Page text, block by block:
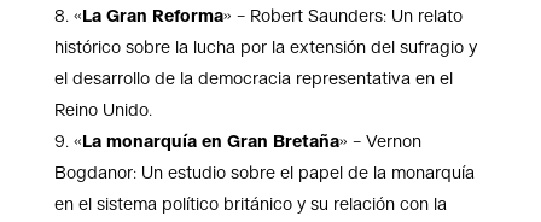
«La Gran Reforma» – Robert Saunders: Un relato
histórico sobre la lucha por la extensión del sufragio y
el desarrollo de la democracia representativa en el
Reino Unido.
«La monarquía en Gran Bretaña» – Vernon
Bogdanor: Un estudio sobre el papel de la monarquía
en el sistema político británico y su relación con la